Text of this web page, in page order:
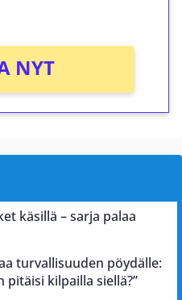
NYT
käsillä – sarja palaa
turvallisuuden pöydälle:
pitäisi kilpailla siellä?”